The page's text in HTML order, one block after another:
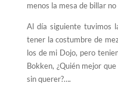
menos la mesa de billar no
Al día siguiente tuvimos
tener la costumbre de
los de mi Dojo, pero
Bokken, ¿Quién mejor
sin querer?….